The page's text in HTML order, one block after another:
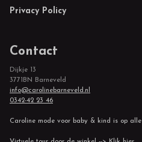
Privacy Policy
Contact
Dijkje 13
3771BN Barneveld
info@carolinebarneveld.nl
0342-42 23 46
Caroline mode voor baby & kind is op